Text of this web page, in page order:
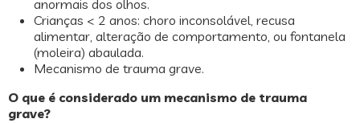
anormais dos olhos.
Crianças < 2 anos: choro inconsolável, recusa
alimentar, alteração de comportamento, ou fontanela
(moleira) abaulada.
Mecanismo de trauma grave.
O que é considerado um mecanismo de trauma
grave?